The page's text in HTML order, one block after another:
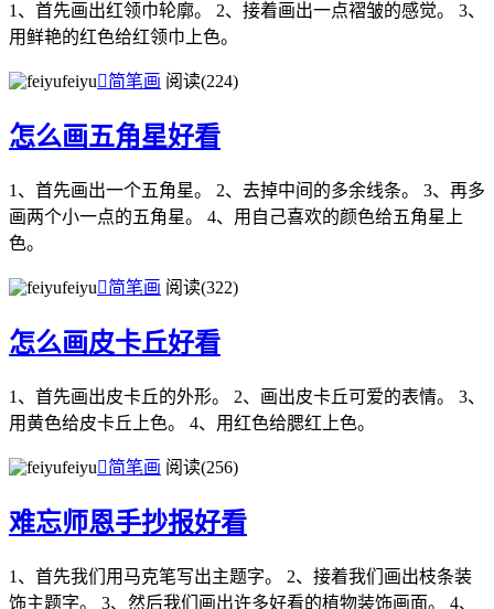
1、首先画出红领巾轮廓。 2、接着画出一点褶皱的感觉。 3、
用鲜艳的红色给红领巾上色。
feiyu简笔画 阅读(224)
怎么画五角星好看
1、首先画出一个五角星。 2、去掉中间的多余线条。 3、再多
画两个小一点的五角星。 4、用自己喜欢的颜色给五角星上
色。
feiyu简笔画 阅读(322)
怎么画皮卡丘好看
1、首先画出皮卡丘的外形。 2、画出皮卡丘可爱的表情。 3、
用黄色给皮卡丘上色。 4、用红色给腮红上色。
feiyu简笔画 阅读(256)
难忘师恩手抄报好看
1、首先我们用马克笔写出主题字。 2、接着我们画出枝条装
饰主题字。 3、然后我们画出许多好看的植物装饰画面。 4、